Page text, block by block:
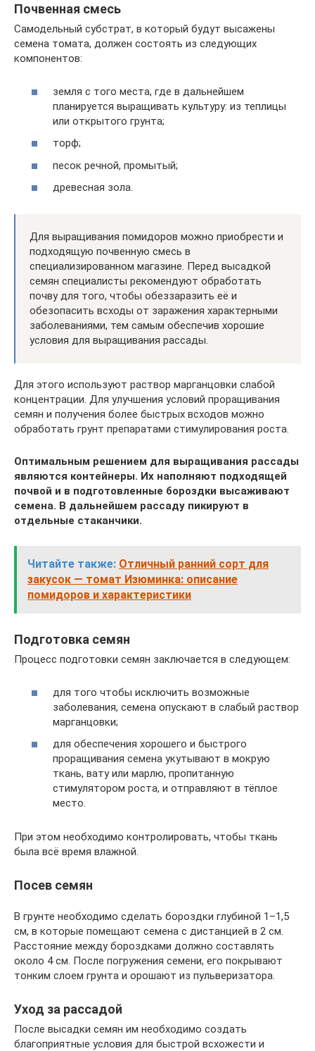
Почвенная смесь
Самодельный субстрат, в который будут высажены
семена томата, должен состоять из следующих
компонентов:
земля с того места, где в дальнейшем
планируется выращивать культуру: из теплицы
или открытого грунта;
торф;
песок речной, промытый;
древесная зола.
Для выращивания помидоров можно приобрести и
подходящую почвенную смесь в
специализированном магазине. Перед высадкой
семян специалисты рекомендуют обработать
почву для того, чтобы обеззаразить её и
обезопасить всходы от заражения характерными
заболеваниями, тем самым обеспечив хорошие
условия для выращивания рассады.
Для этого используют раствор марганцовки слабой
концентрации. Для улучшения условий проращивания
семян и получения более быстрых всходов можно
обработать грунт препаратами стимулирования роста.
Оптимальным решением для выращивания рассады
являются контейнеры. Их наполняют подходящей
почвой и в подготовленные бороздки высаживают
семена. В дальнейшем рассаду пикируют в
отдельные стаканчики.
Читайте также: Отличный ранний сорт для
закусок — томат Изюминка: описание
помидоров и характеристики
Подготовка семян
Процесс подготовки семян заключается в следующем:
для того чтобы исключить возможные
заболевания, семена опускают в слабый раствор
марганцовки;
для обеспечения хорошего и быстрого
проращивания семена укутывают в мокрую
ткань, вату или марлю, пропитанную
стимулятором роста, и отправляют в тёплое
место.
При этом необходимо контролировать, чтобы ткань
была всё время влажной.
Посев семян
В грунте необходимо сделать бороздки глубиной 1–1,5
см, в которые помещают семена с дистанцией в 2 см.
Расстояние между бороздками должно составлять
около 4 см. После погружения семени, его покрывают
тонким слоем грунта и орошают из пульверизатора.
Уход за рассадой
После высадки семян им необходимо создать
благоприятные условия для быстрой всхожести и